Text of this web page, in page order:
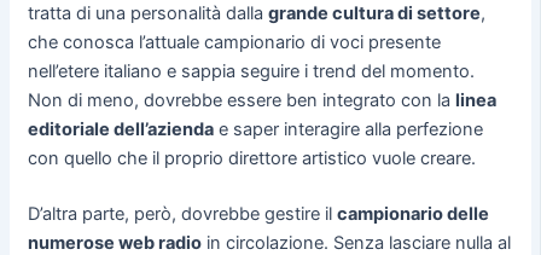
tratta di una personalità dalla grande cultura di settore,
che conosca l’attuale campionario di voci presente
nell’etere italiano e sappia seguire i trend del momento.
Non di meno, dovrebbe essere ben integrato con la linea
editoriale dell’aziendae saper interagire alla perfezione
con quello che il proprio direttore artistico vuole creare.
D’altra parte, però, dovrebbe gestire il campionario delle
numerose web radioin circolazione. Senza lasciare nulla al